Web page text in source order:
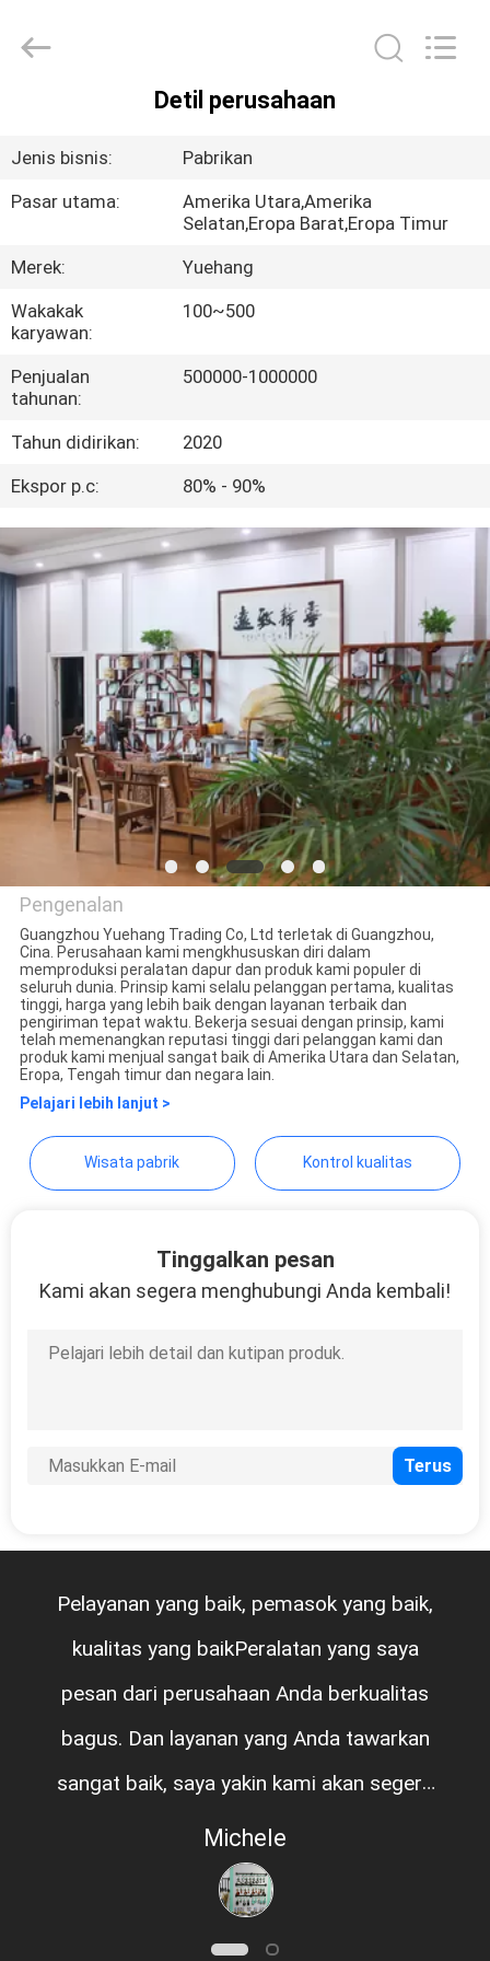
PRODUK
TENTANG
TUR
PABRIK
KONTROL
KUALITAS
HUBUNGI
PERMINTAAN
PENAWARAN
pemasok.
Copyright
All
Detil perusahaan
Jenis bisnis:
Pabrikan
Pasar utama:
Amerika Utara,Amerika
Selatan,Eropa Barat,Eropa Timur
Merek:
Yuehang
Wakakak
karyawan:
100~500
Penjualan
tahunan:
500000-1000000
Tahun didirikan:
2020
Ekspor p.c:
80% - 90%
Guangzhou Yuehang Trading
Co.,Ltd.
Pengenalan
Guangzhou Yuehang Trading Co, Ltd terletak di Guangzhou,
Cina. Perusahaan kami mengkhususkan diri dalam
memproduksi peralatan dapur dan produk kami populer di
seluruh dunia. Prinsip kami selalu pelanggan pertama, kualitas
tinggi, harga yang lebih baik dengan layanan terbaik dan
pengiriman tepat waktu. Bekerja sesuai dengan prinsip, kami
telah memenangkan reputasi tinggi dari pelanggan kami dan
produk kami menjual sangat baik di Amerika Utara dan Selatan,
Eropa, Tengah timur dan negara lain.
Pelajari lebih lanjut >
Wisata pabrik Kontrol kualitas
Tinggalkan pesan
Kami akan segera menghubungi Anda kembali!
Pelayanan yang baik, pemasok yang baik,
kualitas yang baikPeralatan yang saya
pesan dari perusahaan Anda berkualitas
bagus. Dan layanan yang Anda tawarkan
sangat baik, saya yakin kami akan segera
bekerja lagi.
Michele